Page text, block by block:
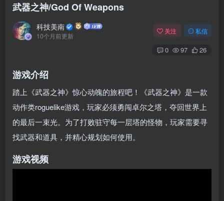
软件 Linux软件 Android软件
武器之神/God Of Weapons
科技美南
10个月前更新
关注 私信
0 97 26
游戏介绍
踏上《武器之神》惊心动魄的旅程吧！《武器之神》是一款
动作类roguelike游戏，玩家必须勇闯卓尔之塔，夺回世界上
的最后一束光。为了打败驻守每一层塔的怪物，玩家需要寻
找武器和道具，并精心规划如何使用。
游戏视频